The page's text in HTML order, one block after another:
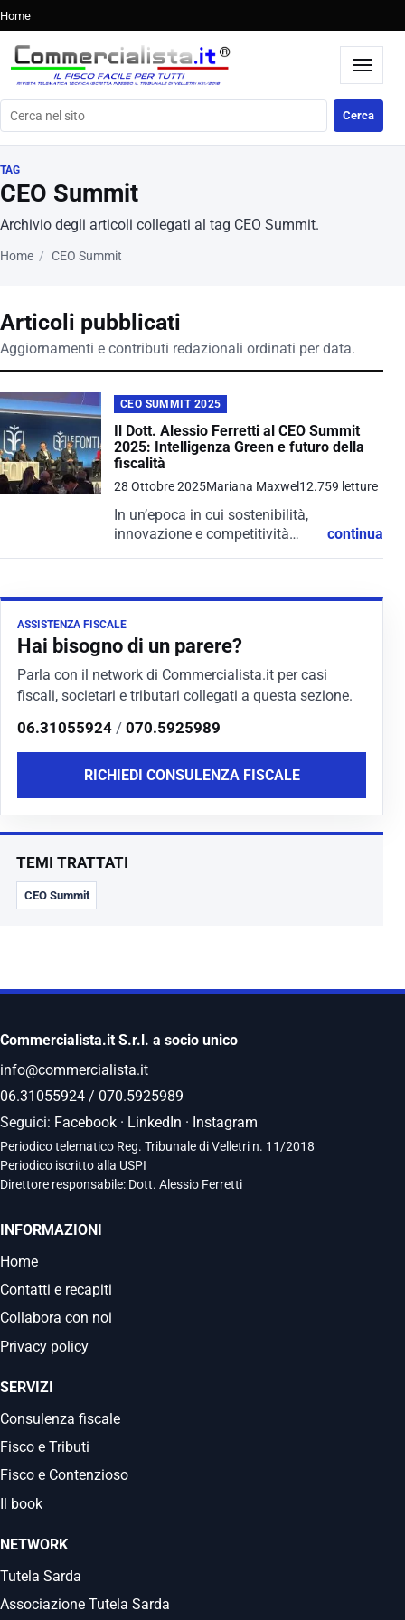
Home
Cerca nel sito Cerca
TAG
CEO Summit
Archivio degli articoli collegati al tag CEO Summit.
Home CEO Summit
Articoli pubblicati
Aggiornamenti e contributi redazionali ordinati per data.
CEO SUMMIT 2025
Il Dott. Alessio Ferretti al CEO Summit
2025: Intelligenza Green e futuro della
fiscalità
28 Ottobre 2025Mariana Maxwel 12.759 letture
In un’epoca in cui sostenibilità,
innovazione e competitività
È in questo contesto che si
inserisce la prestigiosa
partecipazione...
continua
ASSISTENZA FISCALE
Hai bisogno di un parere?
Parla con il network di Commercialista.it per casi
fiscali, societari e tributari collegati a questa sezione.
06.31055924 / 070.5925989
RICHIEDI CONSULENZA FISCALE
TEMI TRATTATI
CEO Summit
Commercialista.it S.r.l. a socio unico
info@commercialista.it
06.31055924 / 070.5925989
Seguici: Facebook · LinkedIn · Instagram
Periodico telematico Reg. Tribunale di Velletri n. 11/2018
Periodico iscritto alla USPI
Direttore responsabile: Dott. Alessio Ferretti
INFORMAZIONI
Home
Contatti e recapiti
Collabora con noi
Privacy policy
SERVIZI
Consulenza fiscale
Fisco e Tributi
Fisco e Contenzioso
Il book
NETWORK
Tutela Sarda
Associazione Tutela Sarda